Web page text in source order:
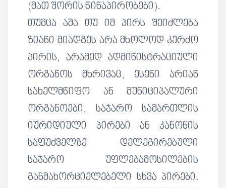
(მათ შორის წინაპირობები).
თუმცა ამა თუ იმ პირს შეიძლება
ზიანი მიადგეს არა მხოლოდ კერძო
პირის, არამედ ადმინისტრაციული
ორგანოს მხრივაც, ესენი არიან
სახელმწიფო ან მუნიციპალური
ორგანოები, საჯარო სამართლის
იურიდიული პირები ან კანონის
საფუძველზე დელეგირებული
საჯარო უფლებამოსილების
განმახორციელებელი სხვა პირები.